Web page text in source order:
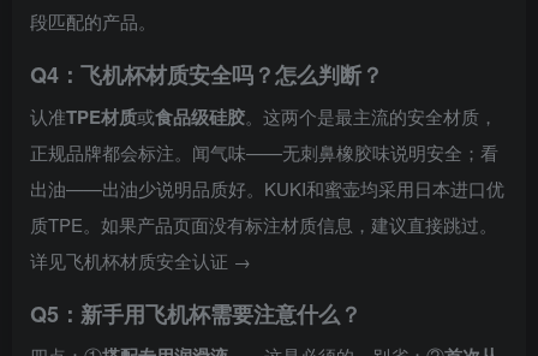
段匹配的产品。
Q4：飞机杯材质安全吗？怎么判断？
认准TPE材质或食品级硅胶。这两个是最主流的安全材质，
正规品牌都会标注。闻气味——无刺鼻橡胶味说明安全；看
出油——出油少说明品质好。KUKI和蜜壶均采用日本进口优
质TPE。如果产品页面没有标注材质信息，建议直接跳过。
详见飞机杯材质安全认证 →
Q5：新手用飞机杯需要注意什么？